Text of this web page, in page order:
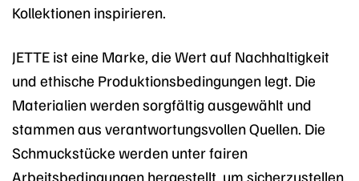
Kollektionen inspirieren.
JETTE ist eine Marke, die Wert auf Nachhaltigkeit
und ethische Produktionsbedingungen legt. Die
Materialien werden sorgfältig ausgewählt und
stammen aus verantwortungsvollen Quellen. Die
Schmuckstücke werden unter fairen
Arbeitsbedingungen hergestellt, um sicherzustellen,